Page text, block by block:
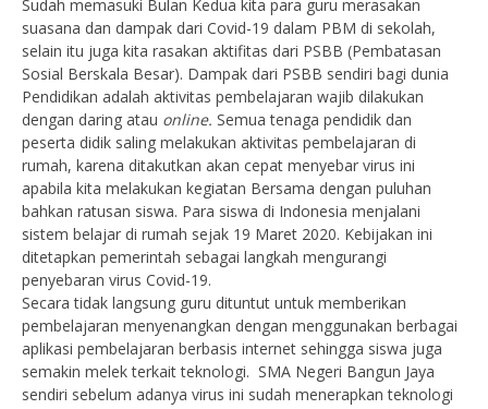
Sudah memasuki Bulan Kedua kita para guru merasakan
suasana dan dampak dari Covid-19 dalam PBM di sekolah,
selain itu juga kita rasakan aktifitas dari PSBB (Pembatasan
Sosial Berskala Besar). Dampak dari PSBB sendiri bagi dunia
Pendidikan adalah aktivitas pembelajaran wajib dilakukan
dengan daring atau online. Semua tenaga pendidik dan
peserta didik saling melakukan aktivitas pembelajaran di
rumah, karena ditakutkan akan cepat menyebar virus ini
apabila kita melakukan kegiatan Bersama dengan puluhan
bahkan ratusan siswa. Para siswa di Indonesia menjalani
sistem belajar di rumah sejak 19 Maret 2020. Kebijakan ini
ditetapkan pemerintah sebagai langkah mengurangi
penyebaran virus Covid-19.
Secara tidak langsung guru dituntut untuk memberikan
pembelajaran menyenangkan dengan menggunakan berbagai
aplikasi pembelajaran berbasis internet sehingga siswa juga
semakin melek terkait teknologi. SMA Negeri Bangun Jaya
sendiri sebelum adanya virus ini sudah menerapkan teknologi